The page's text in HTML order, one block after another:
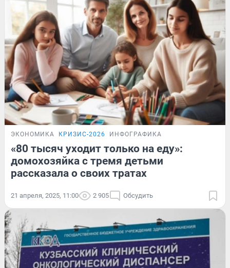
ЭКОНОМИКА КРИЗИС-2026 ИНФОГРАФИКА
«80 тысяч уходит только на еду»:
домохозяйка с тремя детьми
рассказала о своих тратах
21 апреля, 2025, 11:00 2 905 Обсудить